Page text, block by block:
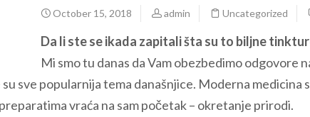
October 15, 2018 admin Uncategorized
Da li ste se ikada zapitali šta su to biljne
Mi smo tu danas da Vam obezbedimo odgovore
sve popularnija tema današnjice. Moderna medicina
vraća na sam početak – okretanje prirodi.